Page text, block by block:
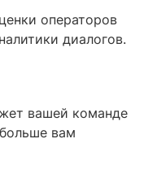
операторов
диалогов.
вашей команде
вам